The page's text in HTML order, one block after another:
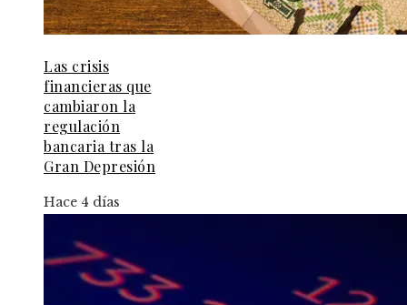
Las crisis
financieras que
cambiaron la
regulación
bancaria tras la
Gran Depresión
Hace 4 días